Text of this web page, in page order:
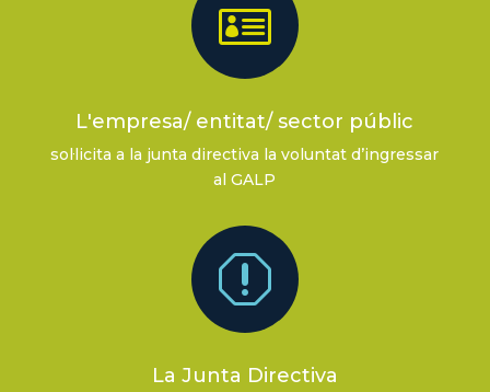

L'empresa/ entitat/ sector públic
sol·licita a la junta directiva la voluntat d’ingressar
al GALP
q
La Junta Directiva